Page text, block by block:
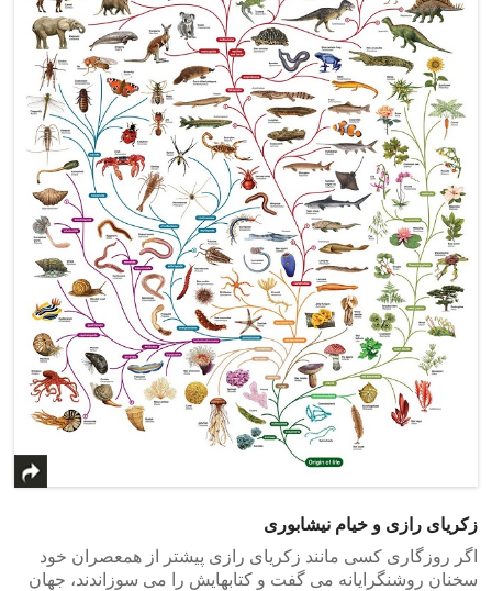
زکریای رازی و خیام نیشابوری
اگر روزگاری کسی مانند زکریای رازی پیشتر از همعصران خود
سخنان روشنگرایانه می گفت و کتابهایش را می سوزاندند، جهان